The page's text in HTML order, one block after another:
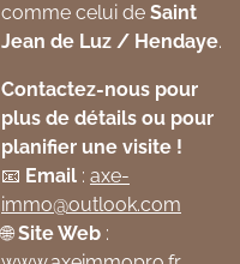
comme celui de Saint
Jean de Luz / Hendaye.
Contactez-nous pour
plus de détails ou pour
planifier une visite !
📧 Email : axe-
immo@outlook.com
🌐Site Web :